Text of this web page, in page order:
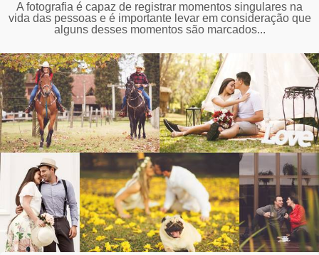
A fotografia é capaz de registrar momentos singulares na
vida das pessoas e é importante levar em consideração que
alguns desses momentos são marcados...